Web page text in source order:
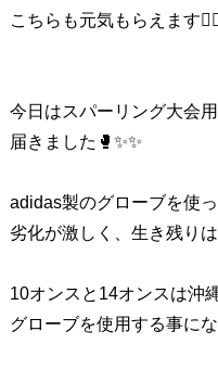
こちらも元気もらえます
今日はスパーリング大会
届きました🥊✨✨
adidas製のグローブを使
劣化が激しく、生き残り
10オンスと14オンスは沖
グローブを使用する事に